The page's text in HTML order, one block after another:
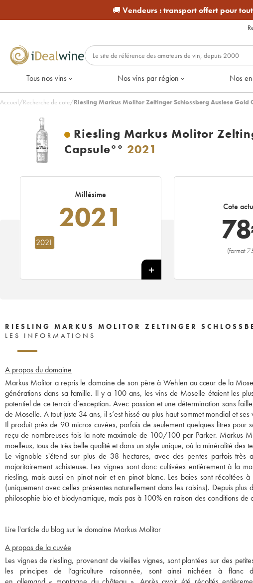
🚚 Vendeurs :transport offert pour
Tous nos vins Nos vins par région Nos
Accueil/Recherche de cote/Riesling Markus Molitor Zeltinger Schlossberg Auslese Gold
Riesling Markus Molitor
Capsule°° 2021
Millésime
2021
2021
Cote
78
(format
RIESLING MARKUS MOLITOR ZELTINGER
LES INFORMATIONS
A propos du domaine
Markus Molitor a repris le domaine de son père à Wehlen au cœur de la
générations dans sa famille. Il y a 100 ans, les vins de Moselle étaient les
potentiel de ce terroir d’exception. Avec passion et une détermination sans
de Moselle. A tout juste 34 ans, il s’est hissé au plus haut sommet mondial et
Il produit près de 90 micros cuvées, parfois de seulement quelques litres
reçu de nombreuses fois la note maximale de 100/100 par Parker. Markus
moelleux, tous de très belle qualité et dans un style unique, où la minéralité des
Le vignoble s'étend sur plus de 38 hectares, avec des pentes parfois très
majoritairement schisteuse. Les vignes sont donc cultivées entièrement à la
riesling, mais aussi en pinot noir et en pinot blanc. Les baies sont récoltées
(uniquement avec celles présentes naturellement dans les raisins). Depuis
philosophie bio et biodynamique, mais pas à 100% en raison des conditions de
Lire l'article du blog sur le domaine Markus Molitor
A propos de la cuvée
Les vignes de riesling, provenant de vieilles vignes, sont plantées sur des
les principes de l’agriculture raisonnée, sont ainsi nichées à